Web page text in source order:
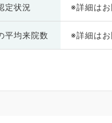
定状況 ※詳細は
平均来院数 ※詳細は